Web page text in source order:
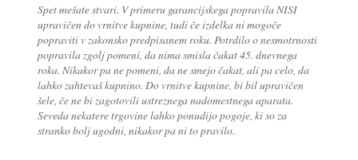
Spet mešate stvari. V primeru garancijskega popravila NISI
upravičen do vrnitve kupnine, tudi če izdelka ni mogoče
popraviti v zakonsko predpisanem roku. Potrdilo o nesmotrnosti
popravila zgolj pomeni, da nima smisla čakat 45. dnevnega
roka. Nikakor pa ne pomeni, da ne smejo čakat, ali pa celo, da
lahko zahtevaš kupnino. Do vrnitve kupnine, bi bil upravičen
šele, če ne bi zagotovili ustreznega nadomestnega aparata.
Seveda nekatere trgovine lahko ponudijo pogoje, ki so za
stranko bolj ugodni, nikakor pa ni to pravilo.